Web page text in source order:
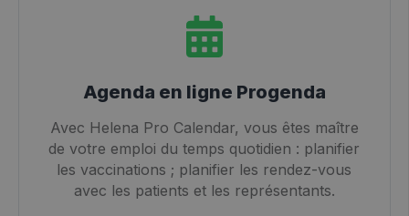
Agenda en ligne Progenda
Avec Helena Pro Calendar, vous êtes maître
de votre emploi du temps quotidien : planifier
les vaccinations ; planifier les rendez-vous
avec les patients et les représentants.